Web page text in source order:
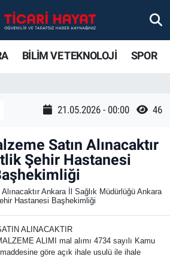
BİLİM VE TEKNOLOJİ SPOR
21.05.2026 - 00:00 46
Satın Alınacaktır
Şehir Hastanesi
Ankara İl Sağlık Müdürlüğü Ankara
Hastanesi Başhekimliği
ALINACAKTIR
ALIMI mal alımı 4734 sayılı Kamu
göre açık ihale usulü ile ihale
Haritası
ve Fikstür